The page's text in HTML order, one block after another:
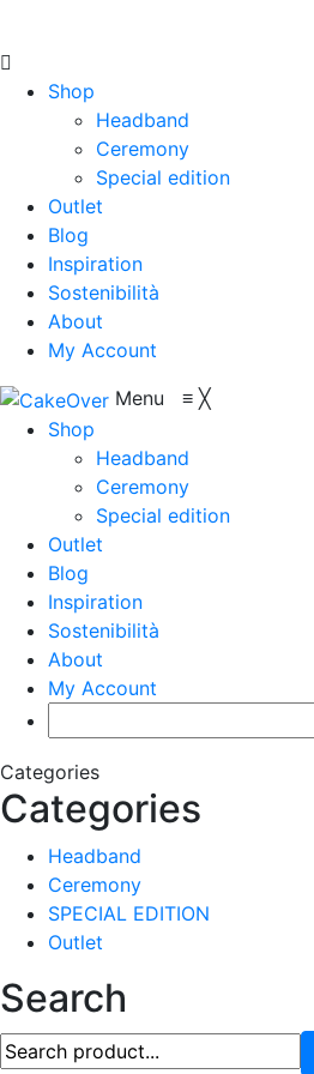
Shop
Headband
Ceremony
Special edition
Outlet
Blog
Inspiration
Sostenibilità
About
My Account
Menu ≡ ╳
Shop
Headband
Ceremony
Special edition
Outlet
Blog
Inspiration
Sostenibilità
About
My Account
Categories
Categories
Headband
Ceremony
SPECIAL EDITION
Outlet
Search